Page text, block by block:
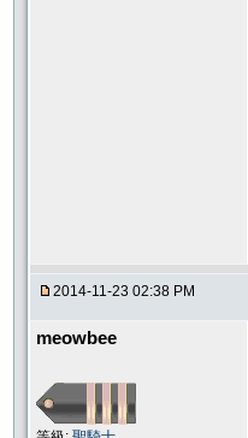
2014-11-23 02:38 PM
meowbee